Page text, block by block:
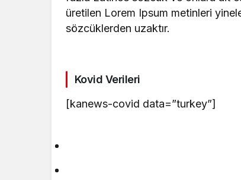
üretilen Lorem Ipsum metinleri
sözcüklerden uzaktır.
Kovid Verileri
[kanews-covid data=”turkey”]